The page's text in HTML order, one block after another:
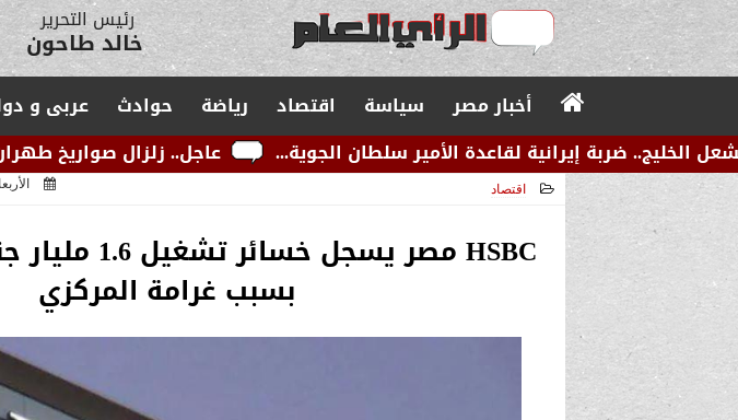
مدير التحرير
يوسف قبودان
أخبار مصر سياسة اقتصاد رياضة حوادث عربى و
عاجل.. زلزال صواريخ طهران يحرق ”تل لقاعدة الأمير سلطان الجوية...
اقتصاد الأربعاء، 14
بسبب غرامة المركزي